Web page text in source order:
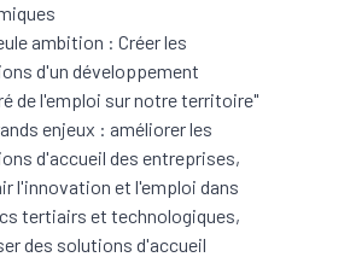
ambition : Créer les
d'un développement
de l'emploi sur notre territoire"
enjeux : améliorer les
d'accueil des entreprises,
l'innovation et l'emploi dans
tertiairs et technologiques,
des solutions d'accueil